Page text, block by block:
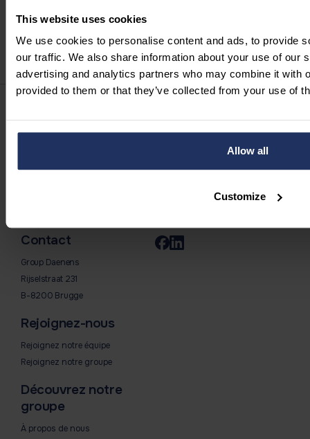
This website uses cookies
We use cookies to personalise content and ads, to provide
our traffic. We also share information about your use of our
advertising and analytics partners who may combine it with
provided to them or that they’ve collected from your use of
Allow all
Customize
Contact
Group Daenens
Rijselstraat 231
B-8200 Brugge
Rejoignez-nous
Rejoignez notre équipe
Rejoignez notre groupe
Découvrez notre
groupe
À propos de nous